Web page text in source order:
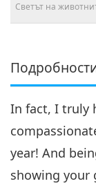
Светът на
In fact, I truly
year! And
showing your